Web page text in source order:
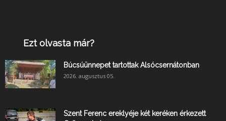
Ezt olvasta már?
Búcsúünnepet tartottak Alsócsernátonban
2026. augusztus 05.
Szent Ferenc ereklyéje két keréken érkezett